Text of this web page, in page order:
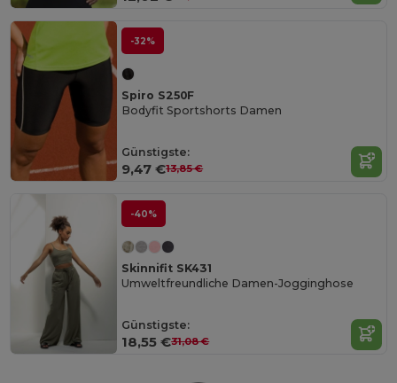
-32%
Spiro S250F
Bodyfit Sportshorts Damen
Günstigste:
9,47 €13,85 €
-40%
Skinnifit SK431
Umweltfreundliche Damen-Jogginghose
Günstigste:
18,55 €31,08 €